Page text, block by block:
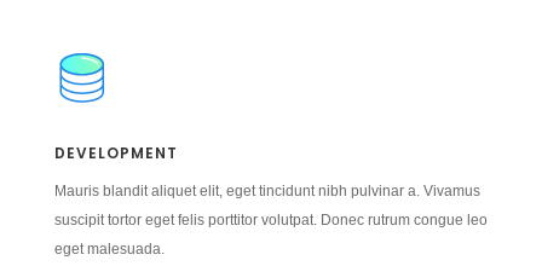
DEVELOPMENT
Mauris blandit aliquet elit, eget tincidunt nibh pulvinar a. Vivamus
suscipit tortor eget felis porttitor volutpat. Donec rutrum congue leo
eget malesuada.